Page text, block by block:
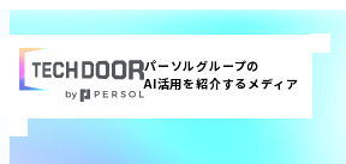
容
を
ス
パーソルグループの
AI活用を紹介するメディア